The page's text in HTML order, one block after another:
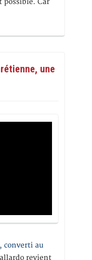
possible. Car
une
converti au
revient